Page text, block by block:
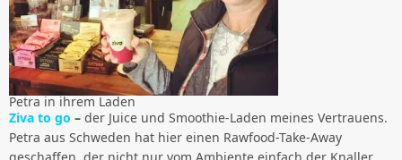
Petra in ihrem Laden
Ziva to go – der Juice und Smoothie-Laden meines Vertrauens.
Petra aus Schweden hat hier einen Rawfood-Take-Away
geschaffen, der nicht nur vom Ambiente einfach der Knaller